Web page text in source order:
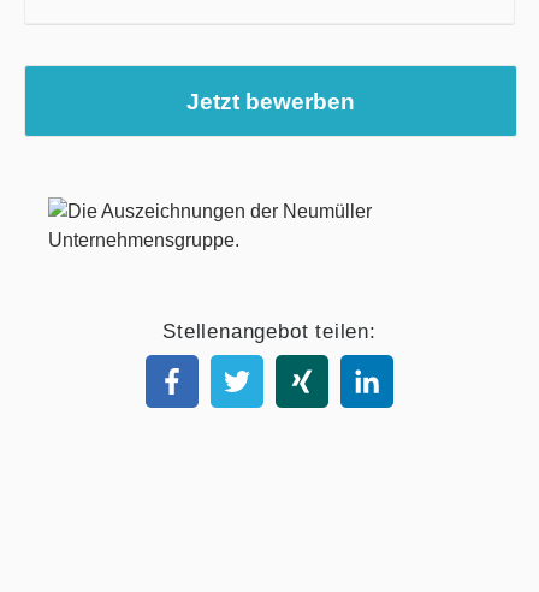
Jetzt bewerben
Stellenangebot teilen: